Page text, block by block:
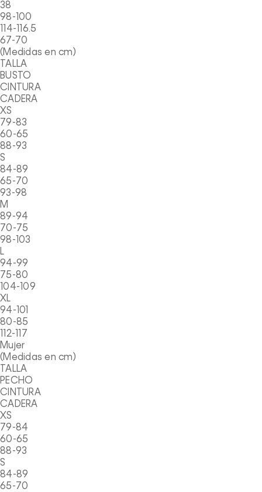
38
98-100
114-116.5
67-70
(Medidas en cm)
TALLA
BUSTO
CINTURA
CADERA
XS
79-83
60-65
88-93
S
84-89
65-70
93-98
M
89-94
70-75
98-103
L
94-99
75-80
104-109
XL
94-101
80-85
112-117
Mujer
(Medidas en cm)
TALLA
PECHO
CINTURA
CADERA
XS
79-84
60-65
88-93
S
84-89
65-70